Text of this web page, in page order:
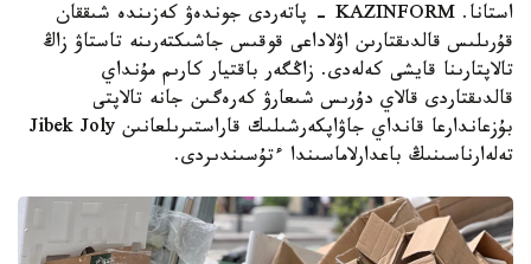
استانا. KAZINFORM - پاتەردى جوندەۋ كەزىندە شىققان
قۇرىلىس قالدىقتارىن اۋلاداعى قوقىس جاشىكتەرىنە تاستاۋ زاڭ
تالاپتارىنا قايشى كەلەدى. زاڭگەر باقتيار كارىم مۇنداي
قالدىقتاردى قالاي دۇرىس شىعارۋ كەرەگىن جانە تالاپتى
بۇزعاندارعا قانداي جاۋاپكەرشىلىك قاراستىرىلعانىن Jibek Joly
تەلەارناسىنىڭ باعدارلاماسىندا ءتۇسىندىردى.